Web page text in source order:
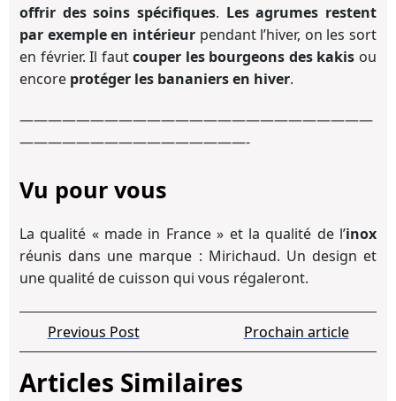
offrir des soins spécifiques. Les agrumes restent
par exemple en intérieurpendant l’hiver, on les sort
en février. Il fautcouper les bourgeons des kakis ou
encore protéger les bananiers en hiver.
—————————————————————————
————————————————-
Vu pour vous
La qualité « made in France » et la qualité de l’inox
réunis dans une marque : Mirichaud. Un design et
une qualité de cuisson qui vous régaleront.
Navigation
de
l’article
Previous PostPrevious
Post
Prochain article
Articles Similaires